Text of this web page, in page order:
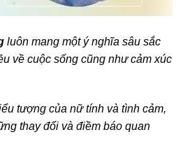
luôn mang một ý nghĩa sâu sắc
về cuộc sống cũng như cảm xúc
tượng của nữ tính và tình cảm,
thay đổi và điềm báo quan